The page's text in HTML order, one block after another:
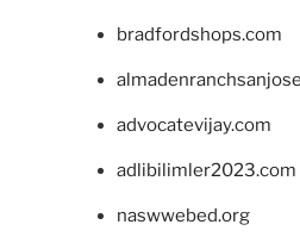
bradfordshops.com
advocatevijay.com
adlibilimler2023.com
naswwebed.org